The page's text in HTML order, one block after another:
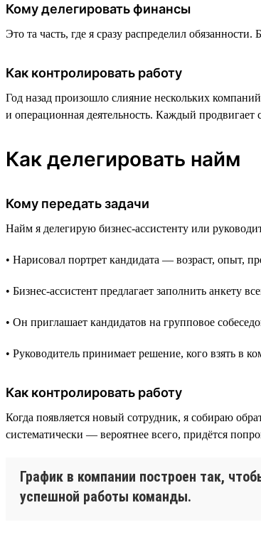
Кому делегировать финансы
Это та часть, где я сразу распределил
Как контролировать работу
Год назад произошло слияние нескольких
и операционная деятельность. Каждый продвигает
Как делегировать найм
Кому передать задачи
Найм я делегирую бизнес-ассистенту или
• Нарисовал портрет кандидата — возраст, опыт,
• Бизнес-ассистент предлагает заполнить анкету
• Он приглашает кандидатов на групповое
• Руководитель принимает решение, кого взять в
Как контролировать работу
Когда появляется новый сотрудник, я собираю
систематически — вероятнее всего, придётся
График в компании построен так,
успешной работы команды.